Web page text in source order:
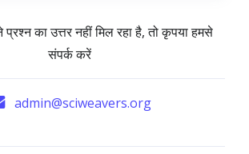
का उत्तर नहीं मिल रहा है, तो कृपया हमसे
संपर्क करें
admin@sciweavers.org